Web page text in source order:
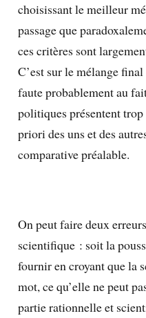
choisissant le meilleur
passage que
ces critères sont
C’est sur le mélange
faute probablement au
politiques présentent
priori des uns et des
comparative préalable.
On peut faire deux
scientifique : soit la
fournir en croyant que la
mot, ce qu’elle ne peut
partie rationnelle et